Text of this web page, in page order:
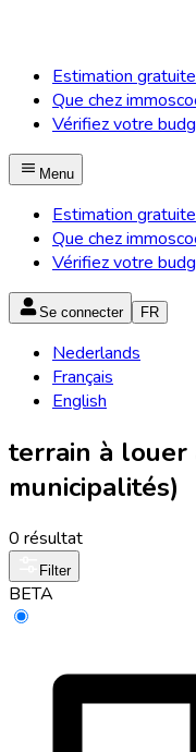
Estimation gratuite
Que chez
Vérifiez votre
Menu
Estimation gratuite
Que chez
Vérifiez votre
Se connecter FR
Nederlands
Français
English
terrain à louer
municipalités)
0 résultat
Filter
BETA